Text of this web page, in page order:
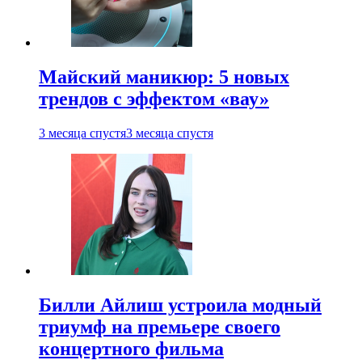
Майский маникюр: 5 новых
трендов с эффектом «вау»
3 месяца спустя3 месяца спустя
Билли Айлиш устроила модный
триумф на премьере своего
концертного фильма